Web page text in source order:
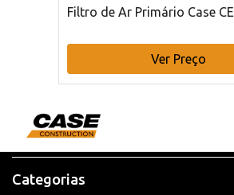
Filtro de Ar Primário Case CE
Ver Preço
Categorias